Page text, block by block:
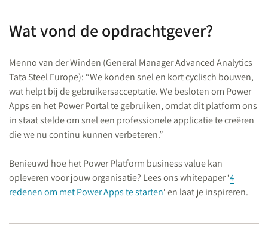
Wat vond de opdrachtgever?
Menno van der Winden (General Manager Advanced Analytics
Tata Steel Europe): “We konden snel en kort cyclisch bouwen,
wat helpt bij de gebruikersacceptatie. We besloten om Power
Apps en het Power Portal te gebruiken, omdat dit platform ons
in staat stelde om snel een professionele applicatie te creëren
die we nu continu kunnen verbeteren.”
Benieuwd hoe het Power Platform business value kan
opleveren voor jouw organisatie? Lees ons whitepaper ‘4
redenen om met Power Apps te starten‘ en laat je inspireren.